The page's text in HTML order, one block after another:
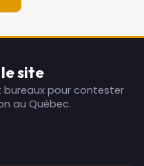
site
bureaux pour contester
au Québec.